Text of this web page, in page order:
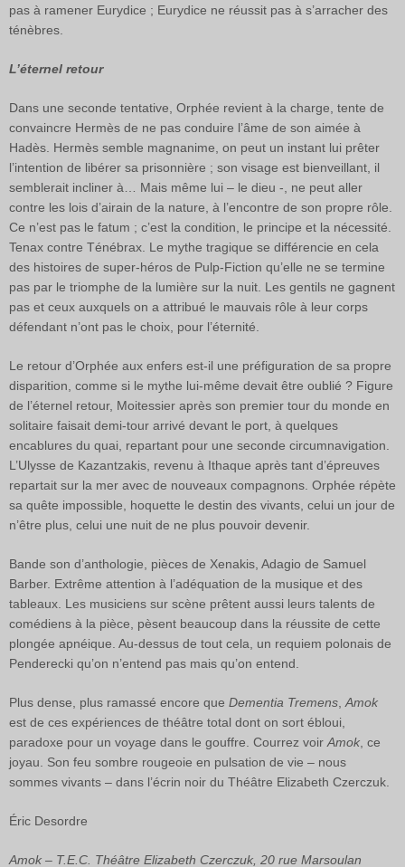
pas à ramener Eurydice ; Eurydice ne réussit pas à s’arracher des
ténèbres.
L’éternel retour
Dans une seconde tentative, Orphée revient à la charge, tente de
convaincre Hermès de ne pas conduire l’âme de son aimée à
Hadès. Hermès semble magnanime, on peut un instant lui prêter
l’intention de libérer sa prisonnière ; son visage est bienveillant, il
semblerait incliner à… Mais même lui – le dieu -, ne peut aller
contre les lois d’airain de la nature, à l’encontre de son propre rôle.
Ce n’est pas le fatum ; c’est la condition, le principe et la nécessité.
Tenax contre Ténébrax. Le mythe tragique se différencie en cela
des histoires de super-héros de Pulp-Fiction qu’elle ne se termine
pas par le triomphe de la lumière sur la nuit. Les gentils ne gagnent
pas et ceux auxquels on a attribué le mauvais rôle à leur corps
défendant n’ont pas le choix, pour l’éternité.
Le retour d’Orphée aux enfers est-il une préfiguration de sa propre
disparition, comme si le mythe lui-même devait être oublié ? Figure
de l’éternel retour, Moitessier après son premier tour du monde en
solitaire faisait demi-tour arrivé devant le port, à quelques
encablures du quai, repartant pour une seconde circumnavigation.
L’Ulysse de Kazantzakis, revenu à Ithaque après tant d’épreuves
repartait sur la mer avec de nouveaux compagnons. Orphée répète
sa quête impossible, hoquette le destin des vivants, celui un jour de
n’être plus, celui une nuit de ne plus pouvoir devenir.
Bande son d’anthologie, pièces de Xenakis, Adagio de Samuel
Barber. Extrême attention à l’adéquation de la musique et des
tableaux. Les musiciens sur scène prêtent aussi leurs talents de
comédiens à la pièce, pèsent beaucoup dans la réussite de cette
plongée apnéique. Au-dessus de tout cela, un requiem polonais de
Penderecki qu’on n’entend pas mais qu’on entend.
Plus dense, plus ramassé encore que Dementia Tremens Amok
est de ces expériences de théâtre total dont on sort ébloui,
paradoxe pour un voyage dans le gouffre. Courrez voir Amok , ce
joyau. Son feu sombre rougeoie en pulsation de vie – nous
sommes vivants – dans l’écrin noir du Théâtre Elizabeth Czerczuk.
Éric Desordre
Amok – T.E.C. Théâtre Elizabeth Czerczuk, 20 rue Marsoulan